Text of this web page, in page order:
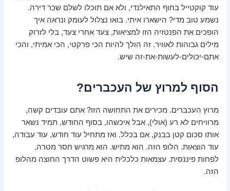
עוד קוקטייל בחוף התאילנדי, ולא אם תוכלו לשלם שכר דירה.
נשמע טוב מדי? הישארו איתי. בואו נצלול לעומק ונראה איך
הופכים את הפנטזיה הזו למציאות, צעד אחרי צעד, בלי לזרוק
מילים גבוהות לאוויר. זה הולך להיות הכי פרקטי, הכי אמיתי, והכי
אתם-יכולים-לעשות-את-זה שיש.
הסוף למרוץ של העכברים?
מרוץ העכברים. מכירים את התחושה הזו? אתם עובדים קשה,
מרוויחים לא רע (אולי), אבל איכשהו, בסוף החודש, תמיד נשאר
אותו סכום קטן בבנק, אם בכלל. ואז מתחיל עוד חודש, עוד עבודה,
עוד הוצאות. הלופ הזה. הוא מתיש. הוא מרגיש חסר מטרה,
לפחות פיננסית. עצמאות כלכלית היא פשוט הדרך החוצה מהלופ
הזה.